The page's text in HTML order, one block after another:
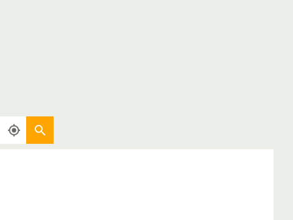
Aktuellen Standort verwenden